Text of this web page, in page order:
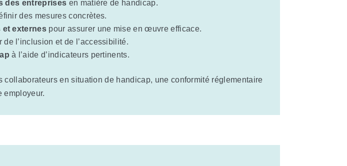
des entreprises en matière de handicap.
des mesures concrètes.
et externes pour assurer une mise en œuvre efficace.
de l’inclusion et de l’accessibilité.
à l’aide d’indicateurs pertinents.
en situation de handicap, une conformité réglementaire
employeur.